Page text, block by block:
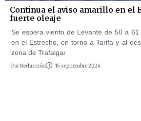
Continua el aviso amarillo en el
fuerte oleaje
Se espera viento de Levante de 50 a
en el Estrecho, en torno a Tarifa y al
zona de Trafalgar
PorRedacción 15 septiembre 2024